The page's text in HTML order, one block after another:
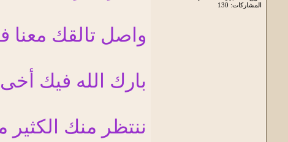
المشاركات: 130
واصل تالقك معنا
بارك الله فيك أخى
ننتظر منك الكثير